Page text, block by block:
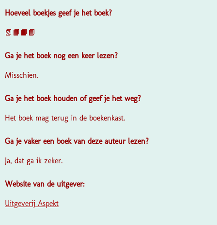
Hoeveel boekjes geef je het boek?
📗📙📙📘
Ga je het boek nog een keer lezen?
Misschien.
Ga je het boek houden of geef je het weg?
Het boek mag terug in de boekenkast.
Ga je vaker een boek van deze auteur lezen?
Ja, dat ga ik zeker.
Website van de uitgever:
Uitgeverij Aspekt